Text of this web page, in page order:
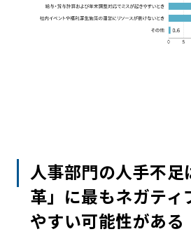
人事部門の人手不足
革」に最もネガティ
やすい可能性がある